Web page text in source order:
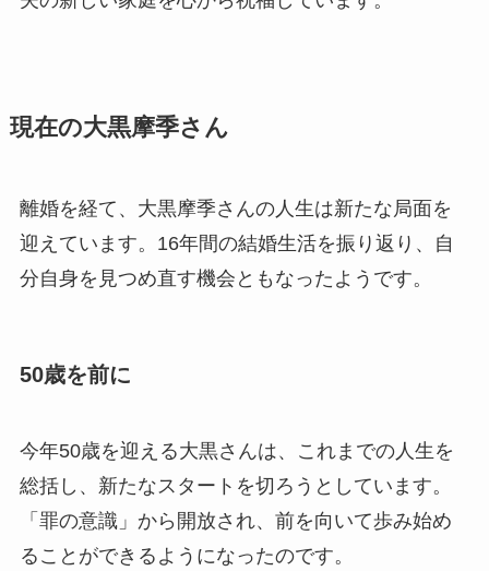
現在の大黒摩季さん
離婚を経て、大黒摩季さんの人生は新たな局面を
迎えています。16年間の結婚生活を振り返り、自
分自身を見つめ直す機会ともなったようです。
50歳を前に
今年50歳を迎える大黒さんは、これまでの人生を
総括し、新たなスタートを切ろうとしています。
「罪の意識」から開放され、前を向いて歩み始め
ることができるようになったのです。